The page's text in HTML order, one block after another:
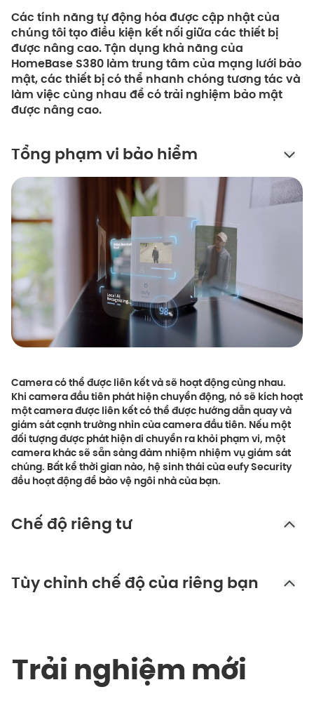
Các tính năng tự động hóa được cập nhật của
chúng tôi tạo điều kiện kết nối giữa các thiết bị
được nâng cao. Tận dụng khả năng của
HomeBase S380 làm trung tâm của mạng lưới bảo
mật, các thiết bị có thể nhanh chóng tương tác và
làm việc cùng nhau để có trải nghiệm bảo mật
được nâng cao.
Tổng phạm vi bảo hiểm
Camera có thể được liên kết và sẽ hoạt động cùng nhau.
Khi camera đầu tiên phát hiện chuyển động, nó sẽ kích hoạt
một camera được liên kết có thể được hướng dẫn quay và
giám sát cạnh trường nhìn của camera đầu tiên. Nếu một
đối tượng được phát hiện di chuyển ra khỏi phạm vi, một
camera khác sẽ sẵn sàng đảm nhiệm nhiệm vụ giám sát
chúng. Bất kể thời gian nào, hệ sinh thái của eufy Security
đều hoạt động để bảo vệ ngôi nhà của bạn.
Chế độ riêng tư
Tùy chỉnh chế độ của riêng bạn
Trải nghiệm mới